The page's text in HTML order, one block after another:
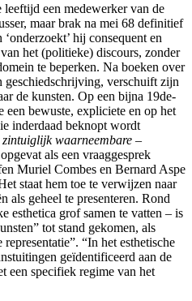
een medewerker van de
maar brak na mei 68 definitief
hij consequent en
het (politieke) discours, zonder
te beperken. Na boeken over
geschiedschrijving, verschuift zijn
de kunsten. Op een bijna 19de-
een bewuste, expliciete en op het
inderdaad beknopt wordt
zintuiglijk waarneembare –
als een vraaggesprek
Muriel Combes en Bernard Aspe
staat hem toe te verwijzen naar
als geheel te presenteren. Rond
esthetica grof samen te vatten – is
tot stand gekomen, als
“In het esthetische
geïdentificeerd aan de
een specifiek regime van het